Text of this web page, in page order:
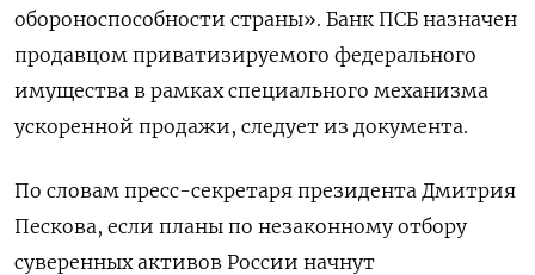
обороноспособности страны». Банк ПСБ назначен
продавцом приватизируемого федерального
имущества в рамках специального механизма
ускоренной продажи, следует из документа.
По словам пресс-секретаря президента Дмитрия
Пескова, если планы по незаконному отбору
суверенных активов России начнут